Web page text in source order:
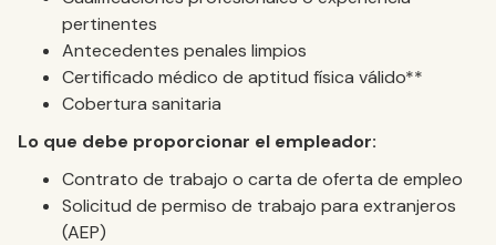
pertinentes
Antecedentes penales limpios
Certificado médico de aptitud física válido**
Cobertura sanitaria
Lo que debe proporcionar el empleador:
Contrato de trabajo o carta de oferta de empleo
Solicitud de permiso de trabajo para extranjeros
(AEP)